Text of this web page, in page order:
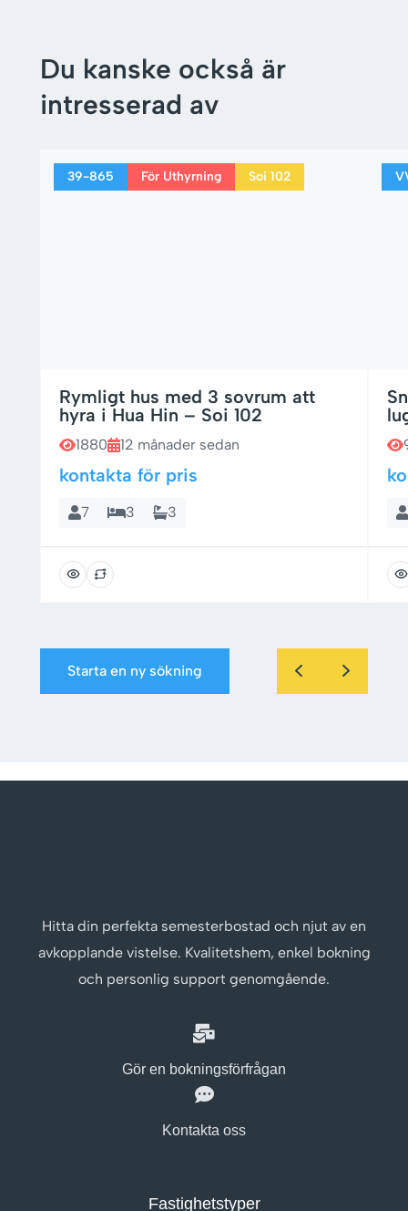
Du kanske också är
intresserad av
39-865 För Uthyrning Soi 102
Rymligt hus med 3 sovrum att
hyra i Hua Hin – Soi 102
1880 12 månader sedan
kontakta för pris
7 3 3
Starta en ny sökning
Hitta din perfekta semesterbostad och njut av en
avkopplande vistelse. Kvalitetshem, enkel bokning
och personlig support genomgående.
Gör en bokningsförfrågan
Kontakta oss
Fastighetstyper